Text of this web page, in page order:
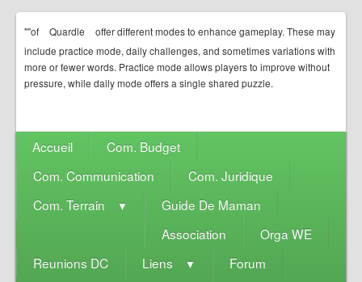
""of Quardle
offer different modes to enhance gameplay. These may
include practice mode, daily challenges, and sometimes variations with
more or fewer words. Practice mode allows players to improve without
pressure, while daily mode offers a single shared puzzle.
Accueil
Com. Budget
Com. Communication
Com. Juridique
Com. Terrain
▼
Guide De Maman
Association
Orga WE
Reunions DC
Liens ▼
Forum